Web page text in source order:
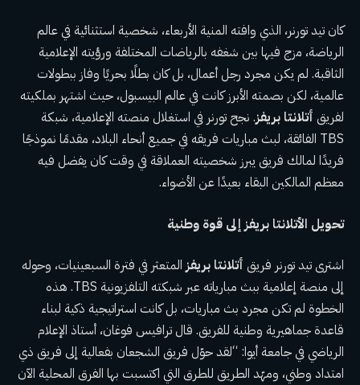
كان تيد تورنر، الذي وافته المنية الأربعاء، شخصية استثنائية في عالم
الرياضة، مزج فيها بين شغفه بالرياضات المختلفة ورؤيته الإعلامية
الثاقبة. لم يكن مجرد رجل أعمال، بل كان بطلًا بحريًا وفاز ببطولات
عالمية، لكن بصمته الأبرز كانت في عالم البيسبول، حيث اشتهر بملكيته
لفريق أتلانتا بريفز. نجح تورنر في استغلال منصته الإعلامية، شبكة
TBS الفائقة، لبث مباريات فريقه في جميع أنحاء البلاد، مقدمًا نموذجًا
فريدًا لمالك فريق يبرز شخصيته العملاقة في وقت كان يفضل فيه
معظم المالكين البقاء بعيدًا عن الأضواء.
تحويل الأتلانتا بريفز إلى قوة وطنية
اشترى تيد تورنر فريق أتلانتا بريفزالمتعثر في فترة السبعينيات، وحوله
إلى منصة إعلامية ببث مبارياته عبر شبكته التلفزيونية TBS. هذه
الخطوة لم تكن مجرد بث مباريات، بل كانت استراتيجية ذكية لبناء
قاعدة جماهيرية وطنية للفريق. قال ترافيس فوغان، أستاذ الإعلام
الرياضي في جامعة أيوا: “لقد حوّل فريق الشجعان بفعالية إلى فريق ذي
امتداد وطني، ومهّد الطريق للطرق التي اكتسبت بها الفرق المحلية الآن